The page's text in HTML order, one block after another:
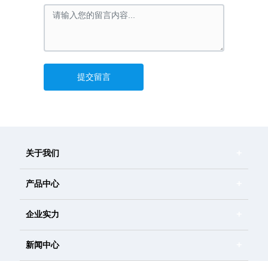
提交留言
关于我们
产品中心
企业实力
新闻中心